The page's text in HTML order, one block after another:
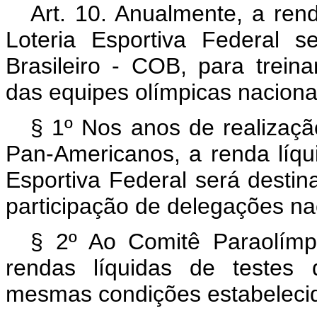
Art. 10. Anualmente, a
Loteria Esportiva Federal
Brasileiro - COB, para
das equipes olímpicas
§ 1º Nos anos de
Pan-Americanos, a renda
Esportiva Federal será
participação de delegações
§ 2º Ao Comitê
rendas líquidas de testes
mesmas condições